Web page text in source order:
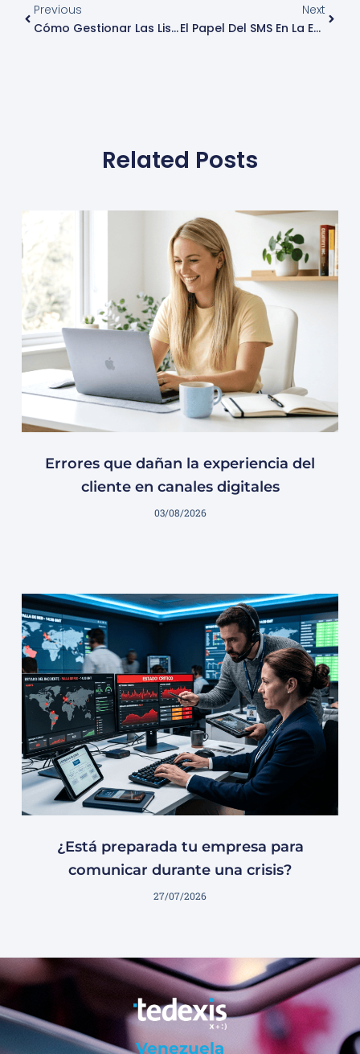
Previous
Cómo Gestionar Las Listas De Contactos Para Envíos De SMS
Next
El Papel Del SMS En La Estrategia De Fidelización Y Retención De Clientes
Related Posts
Errores que dañan la experiencia del
cliente en canales digitales
03/08/2026
¿Está preparada tu empresa para
comunicar durante una crisis?
27/07/2026
Venezuela